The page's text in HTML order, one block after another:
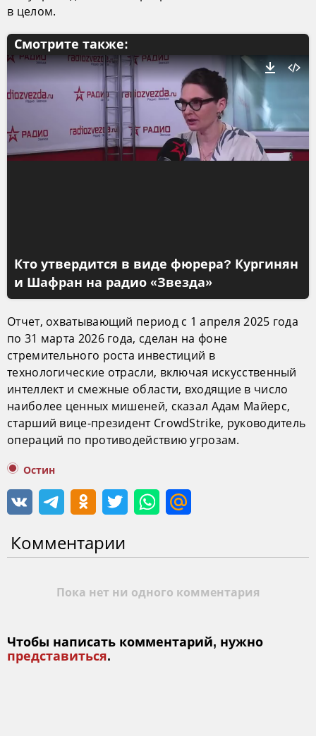
в целом.
Смотрите также:
Кто утвердится в виде фюрера? Кургинян
и Шафран на радио «Звезда»
Отчет, охватывающий период с 1 апреля 2025 года
по 31 марта 2026 года, сделан на фоне
стремительного роста инвестиций в
технологические отрасли, включая искусственный
интеллект и смежные области, входящие в число
наиболее ценных мишеней, сказал Адам Майерс,
старший вице-президент CrowdStrike, руководитель
операций по противодействию угрозам.
Остин
Комментарии
Пока нет ни одного комментария
Чтобы написать комментарий, нужно
представиться.